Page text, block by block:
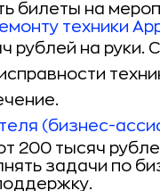
билеты на
техники
рублей на руки.
(бизнес-
200 тысяч
задачи по